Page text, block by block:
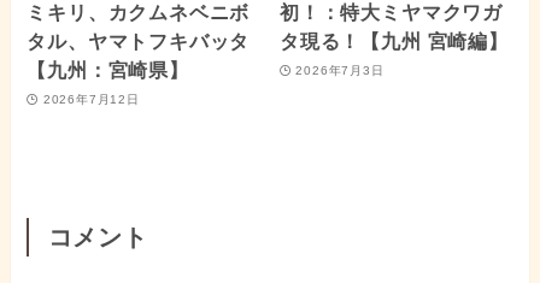
ミキリ、カクムネベニボ
タル、ヤマトフキバッタ
【九州：宮崎県】
2026年7月12日
初！：特大ミヤマクワガ
タ現る！【九州 宮崎編】
2026年7月3日
コメント